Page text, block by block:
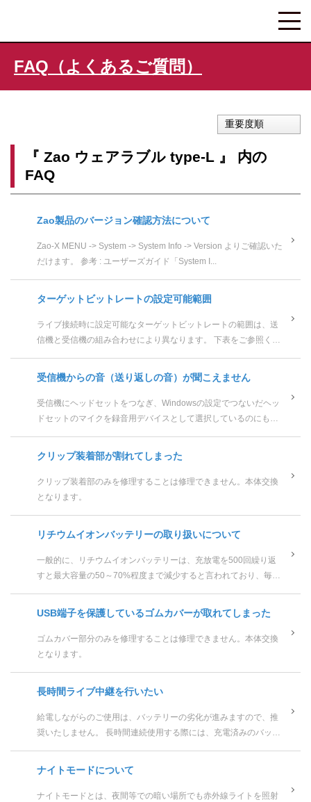
FAQ（よくあるご質問）
重要度順
『 Zao ウェアラブル type-L 』 内の
FAQ
Zao製品のバージョン確認方法について
Zao-X MENU -> System -> System Info -> Version よりご確認いた
だけます。 参考 : ユーザーズガイド「System I...
ターゲットビットレートの設定可能範囲
ライブ接続時に設定可能なターゲットビットレートの範囲は、送
信機と受信機の組み合わせにより異なります。 下表をご参照くだ
受信機からの音（送り返しの音）が聞こえません
受信機にヘッドセットをつなぎ、Windowsの設定でつないだヘッ
ドセットのマイクを録音用デバイスとして選択しているのにも関
クリップ装着部が割れてしまった
クリップ装着部のみを修理することは修理できません。本体交換
となります。
リチウムイオンバッテリーの取り扱いについて
一般的に、リチウムイオンバッテリーは、充放電を500回繰り返
すと最大容量の50～70%程度まで減少すると言われており、毎日
リーの持ちが...
USB端子を保護しているゴムカバーが取れてしまった
ゴムカバー部分のみを修理することは修理できません。本体交換
となります。
長時間ライブ中継を行いたい
給電しながらのご使用は、バッテリーの劣化が進みますので、推
奨いたしません。 長時間連続使用する際には、充電済みのバッテ
ナイトモードについて
ナイトモードとは、夜間等での暗い場所でも赤外線ライトを照射